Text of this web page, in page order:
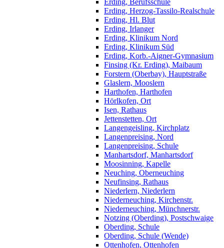
Erding, Berufsschule
Erding, Herzog-Tassilo-Realschule
Erding, Hl. Blut
Erding, Irlanger
Erding, Klinikum Nord
Erding, Klinikum Süd
Erding, Korb.-Aigner-Gymnasium
Finsing (Kr. Erding), Maibaum
Forstern (Oberbay), Hauptstraße
Glaslern, Mooslern
Harthofen, Harthofen
Hörlkofen, Ort
Isen, Rathaus
Jettenstetten, Ort
Langengeisling, Kirchplatz
Langenpreising, Nord
Langenpreising, Schule
Manhartsdorf, Manhartsdorf
Moosinning, Kapelle
Neuching, Oberneuching
Neufinsing, Rathaus
Niederlern, Niederlern
Niederneuching, Kirchenstr.
Niederneuching, Münchnerstr.
Notzing (Oberding), Postschwaige
Oberding, Schule
Oberding, Schule (Wende)
Ottenhofen, Ottenhofen